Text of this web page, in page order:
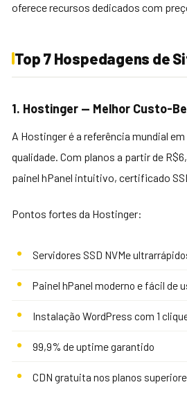
oferece recursos dedicados com
Top 7 Hospedagens de
1. Hostinger — Melhor Custo-
A Hostinger é a referência mundial em
qualidade. Com planos a partir de
painel hPanel intuitivo, certificado
Pontos fortes da Hostinger:
Servidores SSD NVMe
Painel hPanel moderno e fácil de
Instalação WordPress com 1
99,9% de uptime garantido
CDN gratuita nos planos